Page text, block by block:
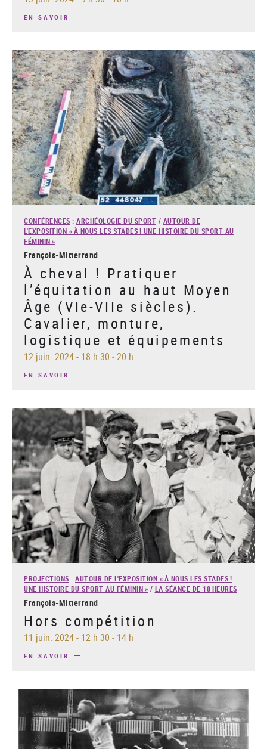
EN SAVOIR
CONFÉRENCES : ARCHÉOLOGIE DU SPORT / AUTOUR DE
L'EXPOSITION « À NOUS LES STADES ! UNE HISTOIRE DU SPORT AU
FÉMININ »
François-Mitterrand
À cheval ! Pratiquer
l’équitation au haut Moyen
Âge (VIe-VIIe siècles).
Cavalier, monture,
logistique et équipements
12 juin. 2024- 18 h 30 - 20 h
EN SAVOIR
PROJECTIONS : AUTOUR DE L'EXPOSITION « À NOUS LES STADES !
UNE HISTOIRE DU SPORT AU FÉMININ » / LA SÉANCE DE 18 HEURES
François-Mitterrand
Hors compétition
11 juin. 2024- 12 h 30 - 14 h
EN SAVOIR